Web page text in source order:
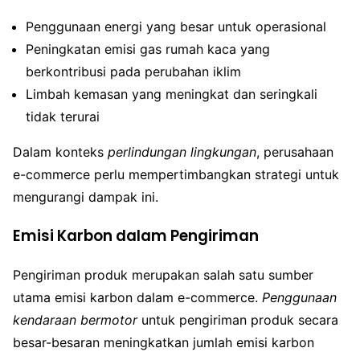
Penggunaan energi yang besar untuk operasional
Peningkatan emisi gas rumah kaca yang
berkontribusi pada perubahan iklim
Limbah kemasan yang meningkat dan seringkali
tidak terurai
Dalam konteks perlindungan lingkungan, perusahaan
e-commerce perlu mempertimbangkan strategi untuk
mengurangi dampak ini.
Emisi Karbon dalam Pengiriman
Pengiriman produk merupakan salah satu sumber
utama emisi karbon dalam e-commerce. Penggunaan
kendaraan bermotoruntuk pengiriman produk secara
besar-besaran meningkatkan jumlah emisi karbon